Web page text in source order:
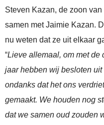
Steven Kazan, de zoon
samen met Jaimie Kazan.
nu weten dat ze uit elkaar
“Lieve allemaal, om met de
jaar hebben wij besloten
ondanks dat het ons
gemaakt. We houden nog
dat we samen oud zouden